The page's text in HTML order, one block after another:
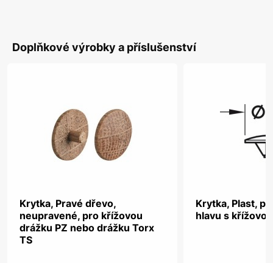
Doplňkové výrobky a příslušenství
Krytka, Pravé dřevo,
neupravené, pro křížovou
drážku PZ nebo drážku Torx
TS
Krytka, Plast,
hlavu s